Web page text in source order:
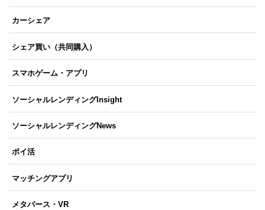
カーシェア
シェア買い（共同購入）
スマホゲーム・アプリ
ソーシャルレンディングInsight
ソーシャルレンディングNews
ポイ活
マッチングアプリ
メタバース・VR